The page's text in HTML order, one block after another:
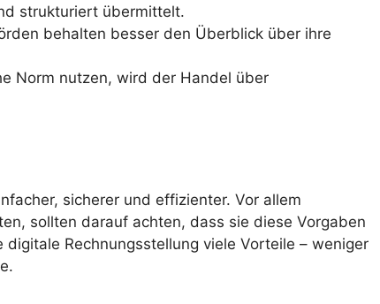
strukturiert übermittelt.
behalten besser den Überblick über ihre
Norm nutzen, wird der Handel über
sicherer und effizienter. Vor allem
sollten darauf achten, dass sie diese Vorgaben
Rechnungsstellung viele Vorteile – weniger